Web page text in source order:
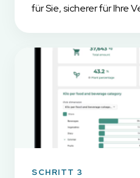
für Sie, sicherer für Ihre
SCHRITT 3